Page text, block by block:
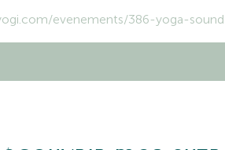
evenements/386-yoga-